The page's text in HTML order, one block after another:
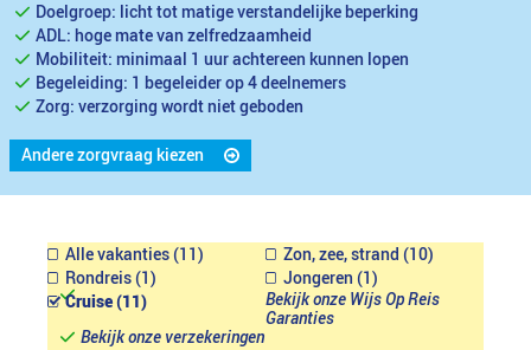
Doelgroep: licht tot matige verstandelijke beperking
ADL: hoge mate van zelfredzaamheid
Mobiliteit: minimaal 1 uur achtereen kunnen lopen
Begeleiding: 1 begeleider op 4 deelnemers
Zorg: verzorging wordt niet geboden
Andere zorgvraag kiezen
Alle vakanties (11)
Zon, zee, strand (10)
Rondreis (1)
Jongeren (1)
Cruise (11)
Bekijk onze Wijs Op Reis
Garanties
Bekijk onze verzekeringen